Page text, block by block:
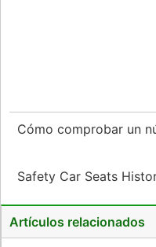
Cómo comprobar un
Safety Car Seats
Artículos relacionados